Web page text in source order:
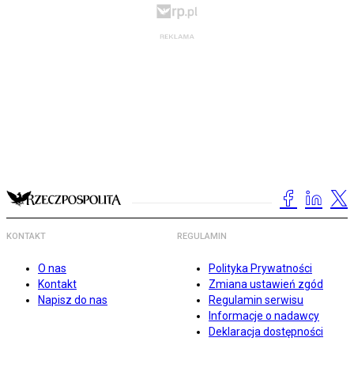
KONTAKT
O nas
Kontakt
Napisz do nas
REGULAMIN
Polityka Prywatności
Zmiana ustawień zgód
Regulamin serwisu
Informacje o nadawcy
Deklaracja dostępności